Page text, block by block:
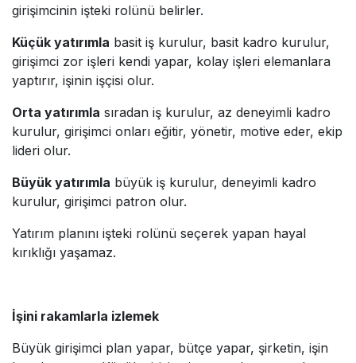
girişimcinin işteki rolünü belirler.
Küçük yatırımla basit iş kurulur, basit kadro kurulur,
girişimci zor işleri kendi yapar, kolay işleri elemanlara
yaptırır, işinin işçisi olur.
Orta yatırımla sıradan iş kurulur, az deneyimli kadro
kurulur, girişimci onları eğitir, yönetir, motive eder, ekip
lideri olur.
Büyük yatırımla büyük iş kurulur, deneyimli kadro
kurulur, girişimci patron olur.
Yatırım planını işteki rolünü seçerek yapan hayal
kırıklığı yaşamaz.
İşini rakamlarla izlemek
Büyük girişimci plan yapar, bütçe yapar, şirketin, işin